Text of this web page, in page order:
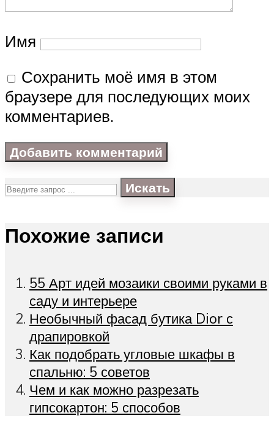
Имя
Сохранить моё имя в этом
браузере для последующих моих
комментариев.
Искать
Похожие записи
55 Арт идей мозаики своими руками в
саду и интерьере
Необычный фасад бутика Dior с
драпировкой
Как подобрать угловые шкафы в
спальню: 5 советов
Чем и как можно разрезать
гипсокартон: 5 способов